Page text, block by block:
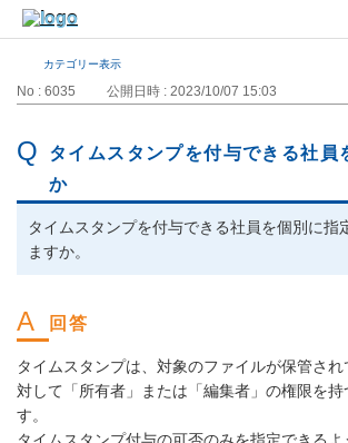
カテゴリー表示
No : 6035 公開日時 : 2023/10/07 15:03
タイムスタンプを付与できる社員
か
タイムスタンプを付与できる社員を個別に指
ますか。
タイムスタンプは、対象のファイルが保管さ
対して「所有者」または「編集者」の権限を持
す。